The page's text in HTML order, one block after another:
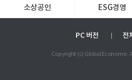
소상공인 ESG경영
PC 버전 전
Copyright (c) Global Economic.